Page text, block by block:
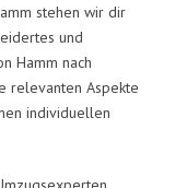
stehen wir dir
und
Hamm nach
relevanten Aspekte
individuellen